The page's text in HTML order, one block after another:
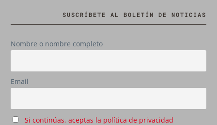
SUSCRÍBETE AL BOLETÍN DE NOTICIAS
Nombre o nombre completo
Email
Si continúas, aceptas la política de privacidad